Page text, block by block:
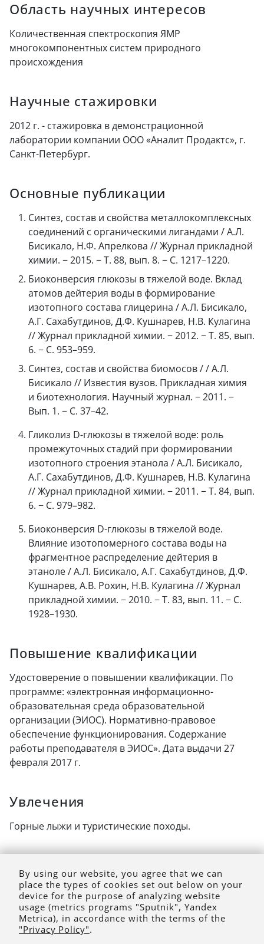
Область научных интересов
Количественная спектроскопия ЯМР
многокомпонентных систем природного
происхождения
Научные стажировки
2012 г. - стажировка в демонстрационной
лаборатории компании ООО «Аналит Продактс», г.
Санкт-Петербург.
Основные публикации
Синтез, состав и свойства металлокомплексных
соединений с органическими лигандами / А.Л.
Бисикало, Н.Ф. Апрелкова // Журнал прикладной
химии. − 2015. − Т. 88, вып. 8. − С. 1217–1220.
Биоконверсия глюкозы в тяжелой воде. Вклад
атомов дейтерия воды в формирование
изотопного состава глицерина / А.Л. Бисикало,
А.Г. Сахабутдинов, Д.Ф. Кушнарев, Н.В. Кулагина
// Журнал прикладной химии. − 2012. − Т. 85, вып.
6. − С. 953–959.
Синтез, состав и свойства биомосов / / А.Л.
Бисикало // Известия вузов. Прикладная химия
и биотехнология. Научный журнал. − 2011. −
Вып. 1. − С. 37–42.
Гликолиз D-глюкозы в тяжелой воде: роль
промежуточных стадий при формировании
изотопного строения этанола / А.Л. Бисикало,
А.Г. Сахабутдинов, Д.Ф. Кушнарев, Н.В. Кулагина
// Журнал прикладной химии. − 2011. − Т. 84, вып.
6. − С. 979–982.
Биоконверсия D-глюкозы в тяжелой воде.
Влияние изотопомерного состава воды на
фрагментное распределение дейтерия в
этаноле / А.Л. Бисикало, А.Г. Сахабутдинов, Д.Ф.
Кушнарев, А.В. Рохин, Н.В. Кулагина // Журнал
прикладной химии. − 2010. − Т. 83, вып. 11. − С.
1928–1930.
Повышение квалификации
Удостоверение о повышении квалификации. По
программе: «электронная информационно-
образовательная среда образовательной
организации (ЭИОС). Нормативно-правовое
обеспечение функционирования. Содержание
работы преподавателя в ЭИОС». Дата выдачи 27
февраля 2017 г.
Увлечения
Горные лыжи и туристические походы.
раб. тел.: 52-10-76
e-mail: bisikalo.a@yandex.ru
By using our website, you agree that we can
place the types of cookies set out below on your
device for the purpose of analyzing website
usage (metrics programs "Sputnik", Yandex
Metrica), in accordance with the terms of the
"Privacy Policy".